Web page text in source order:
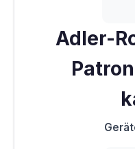
Adler-